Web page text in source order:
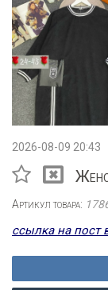
2026-08-09 20:43
Артикул товара:
ссылка на пост